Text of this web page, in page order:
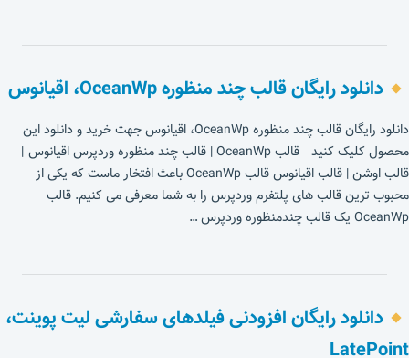
دانلود رایگان قالب چند منظوره OceanWp، اقیانوس
دانلود رایگان قالب چند منظوره OceanWp، اقیانوس جهت خرید و دانلود این
محصول کلیک کنید قالب OceanWp | قالب چند منظوره وردپرس اقیانوس |
قالب اوشن | قالب اقیانوس قالب OceanWp باعث افتخار ماست که یکی از
محبوب ترین قالب های پلتفرم وردپرس را به شما معرفی می کنیم. قالب
OceanWp یک قالب چندمنظوره وردپرس …
دانلود رایگان افزودنی فیلدهای سفارشی لیت پوینت،
LatePoint